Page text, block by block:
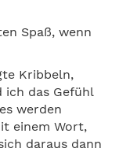
Spaß, wenn
Kribbeln,
ich das Gefühl
werden
einem Wort,
daraus dann